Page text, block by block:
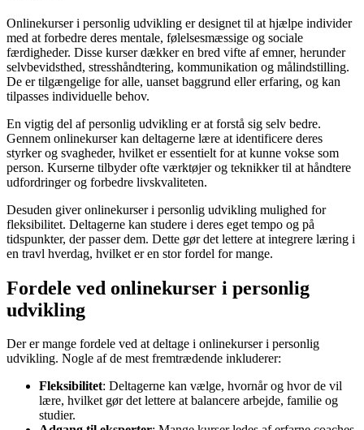
Onlinekurser i personlig udvikling er designet til at hjælpe individer
med at forbedre deres mentale, følelsesmæssige og sociale
færdigheder. Disse kurser dækker en bred vifte af emner, herunder
selvbevidsthed, stresshåndtering, kommunikation og målindstilling.
De er tilgængelige for alle, uanset baggrund eller erfaring, og kan
tilpasses individuelle behov.
En vigtig del af personlig udvikling er at forstå sig selv bedre.
Gennem onlinekurser kan deltagerne lære at identificere deres
styrker og svagheder, hvilket er essentielt for at kunne vokse som
person. Kurserne tilbyder ofte værktøjer og teknikker til at håndtere
udfordringer og forbedre livskvaliteten.
Desuden giver onlinekurser i personlig udvikling mulighed for
fleksibilitet. Deltagerne kan studere i deres eget tempo og på
tidspunkter, der passer dem. Dette gør det lettere at integrere læring i
en travl hverdag, hvilket er en stor fordel for mange.
Fordele ved onlinekurser i personlig
udvikling
Der er mange fordele ved at deltage i onlinekurser i personlig
udvikling. Nogle af de mest fremtrædende inkluderer:
Fleksibilitet: Deltagerne kan vælge, hvornår og hvor de vil
lære, hvilket gør det lettere at balancere arbejde, familie og
studier.